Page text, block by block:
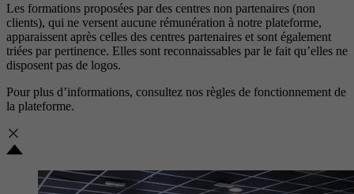
Les formations proposées par des centres non partenaires (non
clients), qui ne versent aucune rémunération à notre plateforme,
apparaissent après celles des centres partenaires et sont également
triées par pertinence. Elles sont reconnaissables par le fait qu’elles ne
disposent pas de logos.
Pour plus d’informations, consultez nos règles de fonctionnement de
la plateforme.